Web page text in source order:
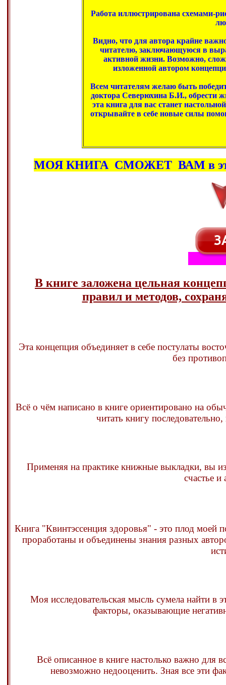
Работа иллюстрирована схемами-
Видно, что для автора крайне
читателю, заключающуюся в
активной жизни. Возможно,
изложенной автором
Всем читателям желаю быть
доктора Северюхина Б.И., обрести
эта книга для вас станет
открывайте в себе новые силы
МОЯ КНИГА СМОЖЕТ ВАМ в
В книге заложена цельная
правил и методов,
Эта концепция объединяет в себе постулаты
без
Всё о чём написано в книге ориентировано на
читать книгу
Применяя на практике книжные выкладки, вы
счастье и
Книга "Квинтэссенция здоровья" - это плод моей
проработаны и объединены знания разных
Моя исследовательская мысль сумела найти
факторы, оказывающие
Всё описанное в книге настолько важно для
невозможно недооценить. Зная все эти